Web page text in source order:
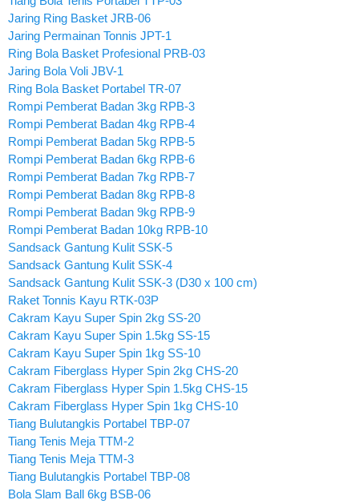
Jaring Ring Basket JRB-06
Jaring Permainan Tonnis JPT-1
Ring Bola Basket Profesional PRB-03
Jaring Bola Voli JBV-1
Ring Bola Basket Portabel TR-07
Rompi Pemberat Badan 3kg RPB-3
Rompi Pemberat Badan 4kg RPB-4
Rompi Pemberat Badan 5kg RPB-5
Rompi Pemberat Badan 6kg RPB-6
Rompi Pemberat Badan 7kg RPB-7
Rompi Pemberat Badan 8kg RPB-8
Rompi Pemberat Badan 9kg RPB-9
Rompi Pemberat Badan 10kg RPB-10
Sandsack Gantung Kulit SSK-5
Sandsack Gantung Kulit SSK-4
Sandsack Gantung Kulit SSK-3 (D30 x 100 cm)
Raket Tonnis Kayu RTK-03P
Cakram Kayu Super Spin 2kg SS-20
Cakram Kayu Super Spin 1.5kg SS-15
Cakram Kayu Super Spin 1kg SS-10
Cakram Fiberglass Hyper Spin 2kg CHS-20
Cakram Fiberglass Hyper Spin 1.5kg CHS-15
Cakram Fiberglass Hyper Spin 1kg CHS-10
Tiang Bulutangkis Portabel TBP-07
Tiang Tenis Meja TTM-2
Tiang Tenis Meja TTM-3
Tiang Bulutangkis Portabel TBP-08
Bola Slam Ball 6kg BSB-06